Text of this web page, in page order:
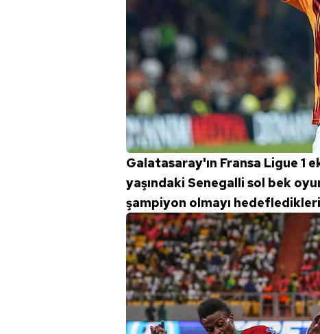
Galatasaray'ın Fransa Ligue
yaşındaki Senegalli sol bek
şampiyon olmayı